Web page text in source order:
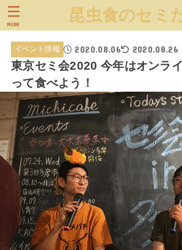
昆虫食のセミ
MENU
イベント情報 2020.08.06 2020.08.26
東京セミ会2020 今年はオンラ
って食べよう！